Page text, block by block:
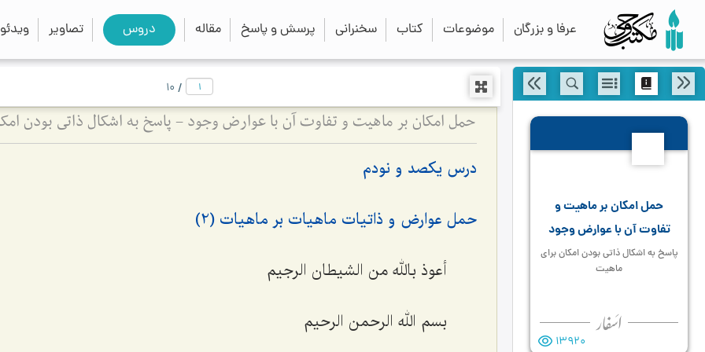
عرفا و بزرگان موضوعات کتاب سخنرانی پرسش و پاسخ مقاله دروس تصاویر ویدئو search
close
حمل امکان بر ماهیت و
تفاوت آن با عوارض وجود
پاسخ به اشکال ذاتی بودن امکان برای
ماهیت
13920
/
10
حمل امکان بر ماهیت و تفاوت آن با عوارض وجود - پاسخ به اشکال ذاتی بودن
درس یکصد و نودم
حمل عوارض و ذاتیات ماهیات بر ماهیات (2)
أعوذ بالله من الشیطان الرجیم
بسم الله الرحمن الرحیم